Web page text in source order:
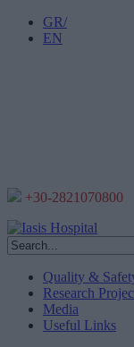
GR/
EN
+30-2821070800
Quality &
Research
Media
Useful Links